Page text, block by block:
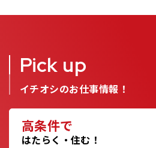
Pick up
イチオシのお仕事情報！
高条件で
はたらく・住む！